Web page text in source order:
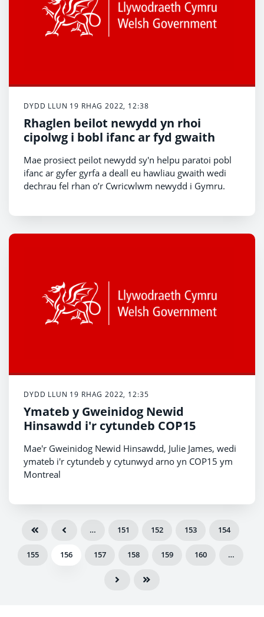
DYDD LLUN 19 RHAG 2022, 12:38
Rhaglen beilot newydd yn rhoi
cipolwg i bobl ifanc ar fyd gwaith
Mae prosiect peilot newydd sy'n helpu paratoi pobl
ifanc ar gyfer gyrfa a deall eu hawliau gwaith wedi
dechrau fel rhan o’r Cwricwlwm newydd i Gymru.
DYDD LLUN 19 RHAG 2022, 12:35
Ymateb y Gweinidog Newid
Hinsawdd i'r cytundeb COP15
Mae'r Gweinidog Newid Hinsawdd, Julie James, wedi
ymateb i'r cytundeb y cytunwyd arno yn COP15 ym
Montreal
… 151 152 153 154
155 156 157 158 159 160 …